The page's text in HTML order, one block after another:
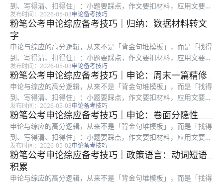
到、写得清、扣得住」：小题要踩点，作文要扣材料，应用文要顾
格式与对象。很多在职考生时间有限，更容易陷入「练了很多篇却
提分慢」：常见根因是要么通读材料浪费时间，要么要点合并过
度、要么书...
发布时间：2026-05-03申论备考技巧
粉笔公考申论综应备考技巧｜归纳：数据材料转文
字
申论与综应的高分逻辑，从来不是「背金句堆模板」，而是「找得
到、写得清、扣得住」：小题要踩点，作文要扣材料，应用文要顾
格式与对象。很多在职考生时间有限，更容易陷入「练了很多篇却
提分慢」：常见根因是要么通读材料浪费时间，要么要点合并过
度、要么书...
发布时间：2026-05-03申论备考技巧
粉笔公考申论综应备考技巧｜申论：周末一篇精修
申论与综应的高分逻辑，从来不是「背金句堆模板」，而是「找得
到、写得清、扣得住」：小题要踩点，作文要扣材料，应用文要顾
格式与对象。很多在职考生时间有限，更容易陷入「练了很多篇却
提分慢」：常见根因是要么通读材料浪费时间，要么要点合并过
度、要么书...
发布时间：2026-05-03申论备考技巧
粉笔公考申论综应备考技巧｜申论：卷面分隐性
申论与综应的高分逻辑，从来不是「背金句堆模板」，而是「找得
到、写得清、扣得住」：小题要踩点，作文要扣材料，应用文要顾
格式与对象。很多在职考生时间有限，更容易陷入「练了很多篇却
提分慢」：常见根因是要么通读材料浪费时间，要么要点合并过
度、要么书...
发布时间：2026-05-02申论备考技巧
粉笔公考申论综应备考技巧｜政策语言：动词短语
积累
申论与综应的高分逻辑，从来不是「背金句堆模板」，而是「找得